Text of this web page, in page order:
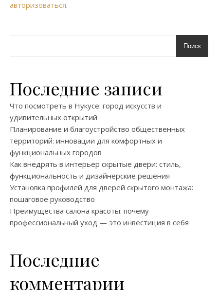
авторизоваться.
Поиск
Последние записи
Что посмотреть в Нукусе: город искусств и
удивительных открытий
Планирование и благоустройство общественных
территорий: инновации для комфортных и
функциональных городов
Как внедрять в интерьер скрытые двери: стиль,
функциональность и дизайнерские решения
Установка профилей для дверей скрытого монтажа:
пошаговое руководство
Преимущества салона красоты: почему
профессиональный уход — это инвестиция в себя
Последние
комментарии